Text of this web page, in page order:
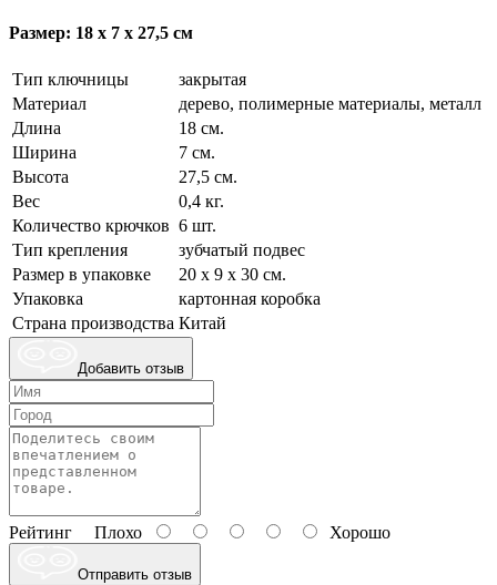
Размер: 18 х 7 х 27,5 см
Тип ключницы
закрытая
Материал
дерево, полимерные материалы, металл
Длина
18 см.
Ширина
7 см.
Высота
27,5 см.
Вес
0,4 кг.
Количество крючков 6 шт.
Тип крепления
зубчатый подвес
Размер в упаковке
20 х 9 х 30 см.
Упаковка
картонная коробка
Страна производства Китай
Добавить отзыв
Рейтинг Плохо Хорошо
Отправить отзыв